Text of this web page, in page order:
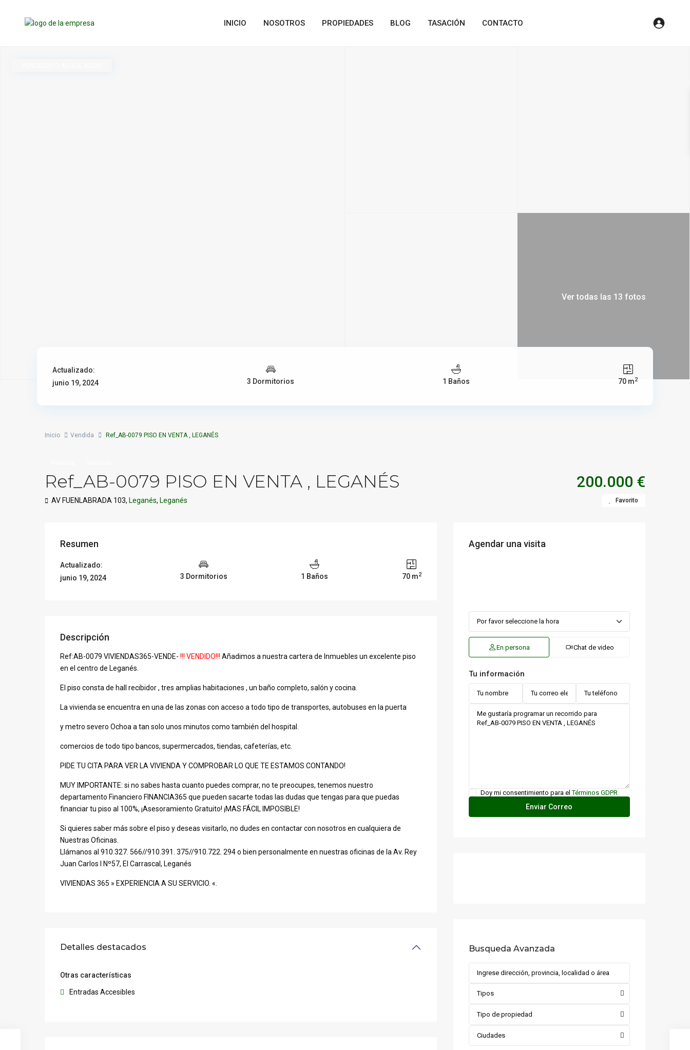
INICIO NOSOTROS PROPIEDADES BLOG TASACIÓN CONTACTO
Ver todas las 13 fotos
Actualizado:
junio 19, 2024
3 Dormitorios 1 Baños 70 m2
Inicio Vendida Ref_AB-0079 PISO EN VENTA , LEGANÉS
Ref_AB-0079 PISO EN VENTA , LEGANÉS 200.000 €
AV FUENLABRADA 103, Leganés, Leganés Favorito
Resumen
Actualizado:
junio 19, 2024
3 Dormitorios 1 Baños 70 m2
Descripción
Ref:AB-0079 VIVIENDAS365-VENDE- !!! VENDIDO!!! Añadimos a nuestra cartera de Inmuebles un excelente piso
en el centro de Leganés.
El piso consta de hall recibidor , tres amplias habitaciones , un baño completo, salón y cocina.
La vivienda se encuentra en una de las zonas con acceso a todo tipo de transportes, autobuses en la puerta
y metro severo Ochoa a tan solo unos minutos como también del hospital.
comercios de todo tipo bancos, supermercados, tiendas, cafeterías, etc.
PIDE TU CITA PARA VER LA VIVIENDA Y COMPROBAR LO QUE TE ESTAMOS CONTANDO!
MUY IMPORTANTE: si no sabes hasta cuanto puedes comprar, no te preocupes, tenemos nuestro
departamento Financiero FINANCIA365 que pueden sacarte todas las dudas que tengas para que puedas
financiar tu piso al 100%, ¡Asesoramiento Gratuito! ¡MAS FÁCIL IMPOSIBLE!
Si quieres saber más sobre el piso y deseas visitarlo, no dudes en contactar con nosotros en cualquiera de
Nuestras Oficinas.
Llámanos al 910.327. 566//910.391. 375//910.722. 294 o bien personalmente en nuestras oficinas de la Av. Rey
Juan Carlos I Nº57, El Carrascal, Leganés
VIVIENDAS 365 » EXPERIENCIA A SU SERVICIO. «.
Detalles destacados
Otras características
Entradas Accesibles
Agendar una visita
En persona Chat de video
Tu información
Doy mi consentimiento para elTérminos GDPR
Busqueda Avanzada
Tipos
Tipo de propiedad
Ciudades